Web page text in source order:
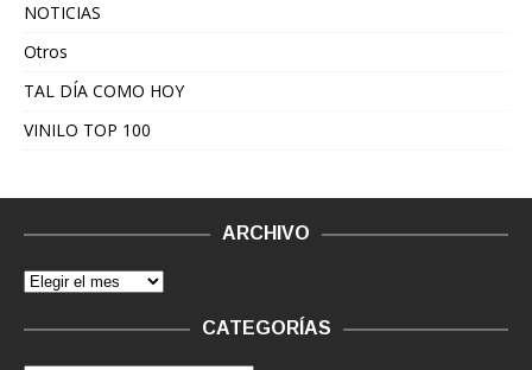
NOTICIAS
Otros
TAL DÍA COMO HOY
VINILO TOP 100
ARCHIVO
CATEGORÍAS